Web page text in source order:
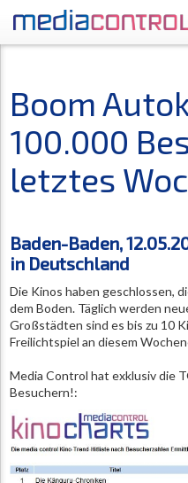
Boom
100.000
letztes
Baden-Baden,
in Deutschland
Die Kinos haben geschlossen,
dem Boden. Täglich werden
Großstädten sind es bis zu 10
Freilichtspiel an diesem
Media Control hat exklusiv die
Besuchern!: